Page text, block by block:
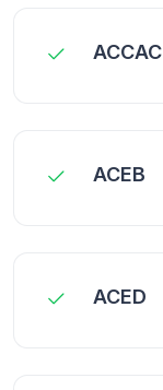
ACCAC
ACEB
ACED